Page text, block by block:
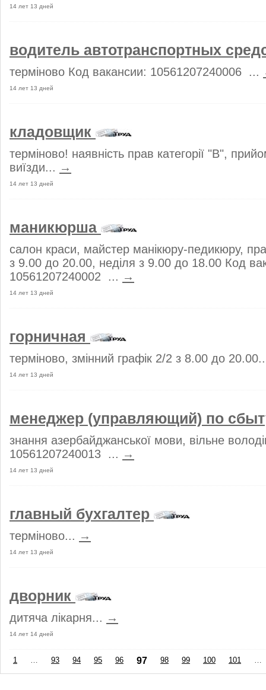
14 лет 13 дней
водитель автотранспортных
терміново Код вакансии: 10561207240006 ...
14 лет 13 дней
кладовщик
терміново! наявність прав категорії "В",
виїзди... →
14 лет 13 дней
маникюрша
салон краси, майстер манікюру-педикюру,
з 9.00 до 20.00, неділя з 9.00 до 18.00 Код
10561207240002 ... →
14 лет 13 дней
горничная
терміново, змінний графік 2/2 з 8.00 до
14 лет 13 дней
менеджер (управляющий) по
знання азербайджанської мови, вільне
10561207240013 ... →
14 лет 13 дней
главный бухгалтер
терміново... →
14 лет 13 дней
дворник
дитяча лікарня... →
14 лет 14 дней
1 … 93 94 95 96 97 98 99 100 101 …